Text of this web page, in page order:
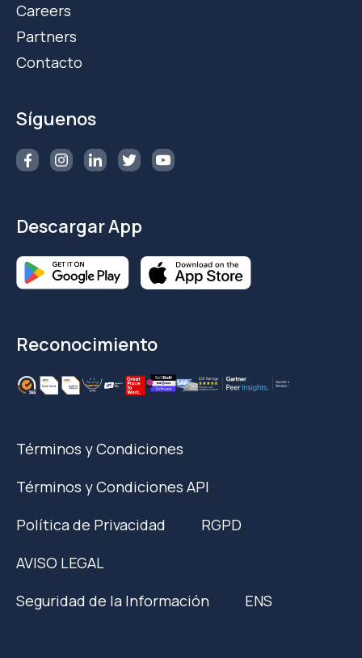
Careers
Partners
Contacto
Síguenos
Descargar App
Reconocimiento
Términos y Condiciones
Términos y Condiciones API
Política de Privacidad
RGPD
AVISO LEGAL
Seguridad de la Información
ENS